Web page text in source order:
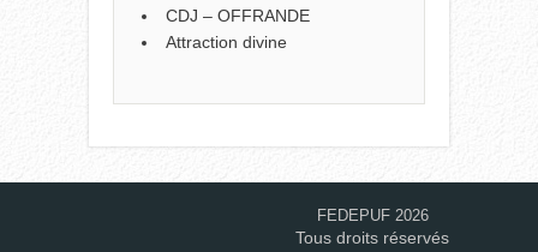
CDJ – OFFRANDE
Attraction divine
FEDEPUF 2026
Tous droits réservés